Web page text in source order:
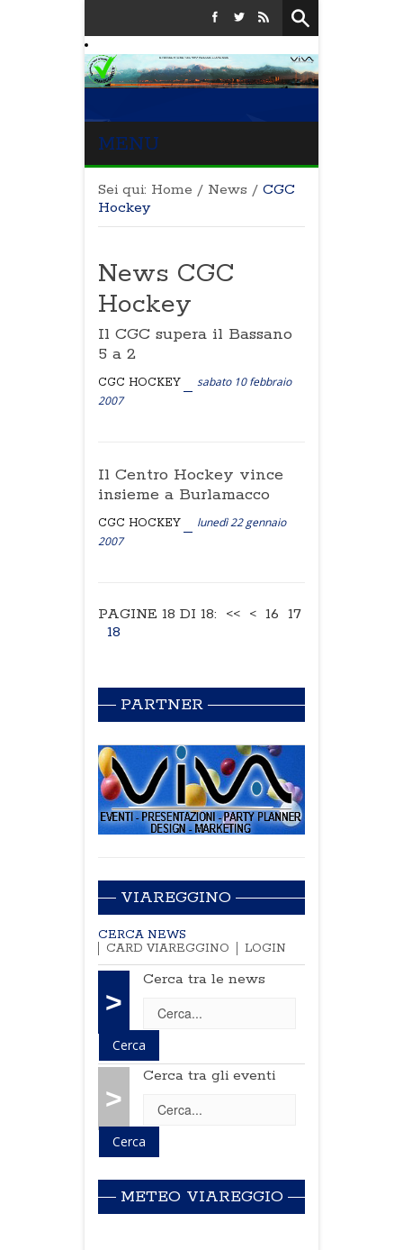
MENU
Sei qui: Home / News / CGC
Hockey
News CGC
Hockey
Il CGC supera il Bassano
5 a 2
CGC HOCKEY
sabato 10 febbraio
2007
Il Centro Hockey vince
insieme a Burlamacco
CGC HOCKEY
lunedì 22 gennaio
2007
PAGINE 18 DI 18: << < 16 17
18
PARTNER
VIAREGGINO
CERCA NEWS
CARD VIAREGGINO
LOGIN
>
Cerca tra le news
>
Cerca tra gli eventi
METEO VIAREGGIO